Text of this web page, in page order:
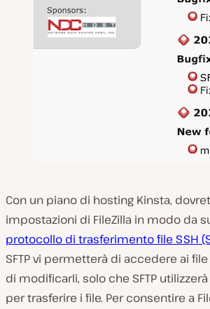
Con un piano di hosting Kinsta,
impostazioni di FileZilla in modo da
protocollo di trasferimento file SSH
SFTP vi permetterà di accedere ai
di modificarli, solo che SFTP
per trasferire i file. Per consentire a